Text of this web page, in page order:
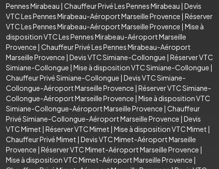
Pennes Mirabeau | Chauffeur Privé Les Pennes Mirabeau | Devis
VTC Les Pennes Mirabeau-Aéroport Marseille Provence | Réserver
VTC Les Pennes Mirabeau-Aéroport Marseille Provence | Mise à
disposition VTC Les Pennes Mirabeau-Aéroport Marseille
Provence | Chauffeur Privé Les Pennes Mirabeau-Aéroport
Marseille Provence | Devis VTC Simiane-Collongue | Réserver VTC
Simiane-Collongue | Mise à disposition VTC Simiane-Collongue |
Chauffeur Privé Simiane-Collongue | Devis VTC Simiane-
Collongue-Aéroport Marseille Provence | Réserver VTC Simiane-
Collongue-Aéroport Marseille Provence | Mise à disposition VTC
Simiane-Collongue-Aéroport Marseille Provence | Chauffeur
Privé Simiane-Collongue-Aéroport Marseille Provence | Devis
VTC Mimet | Réserver VTC Mimet | Mise à disposition VTC Mimet |
Chauffeur Privé Mimet | Devis VTC Mimet-Aéroport Marseille
Provence | Réserver VTC Mimet-Aéroport Marseille Provence |
Mise à disposition VTC Mimet-Aéroport Marseille Provence |